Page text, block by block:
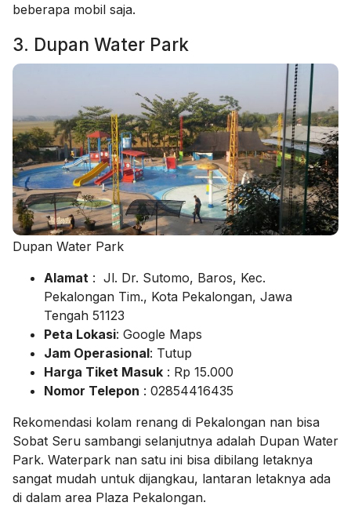
beberapa mobil saja.
3. Dupan Water Park
Dupan Water Park
Alamat : Jl. Dr. Sutomo, Baros, Kec.
Pekalongan Tim., Kota Pekalongan, Jawa
Tengah 51123
Peta Lokasi: Google Maps
Jam Operasional: Tutup
Harga Tiket Masuk : Rp 15.000
Nomor Telepon : 02854416435
Rekomendasi kolam renang di Pekalongan nan bisa
Sobat Seru sambangi selanjutnya adalah Dupan Water
Park. Waterpark nan satu ini bisa dibilang letaknya
sangat mudah untuk dijangkau, lantaran letaknya ada
di dalam area Plaza Pekalongan.